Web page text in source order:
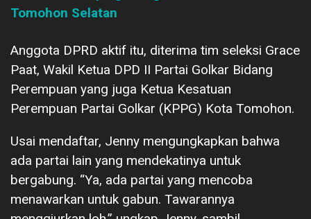
Tomohon Selatan
Anggota DPRD aktif itu, diterima tim seleksi Grace
Paat, Wakil Ketua DPD II Partai Golkar Bidang
Perempuan yang juga Ketua Kesatuan
Perempuan Partai Golkar (KPPG) Kota Tomohon.
Usai mendaftar, Jenny mengungkapkan bahwa
ada partai lain yang mendekatinya untuk
bergabung. “Ya, ada partai yang mencoba
menawarkan untuk gabun. Tawarannya